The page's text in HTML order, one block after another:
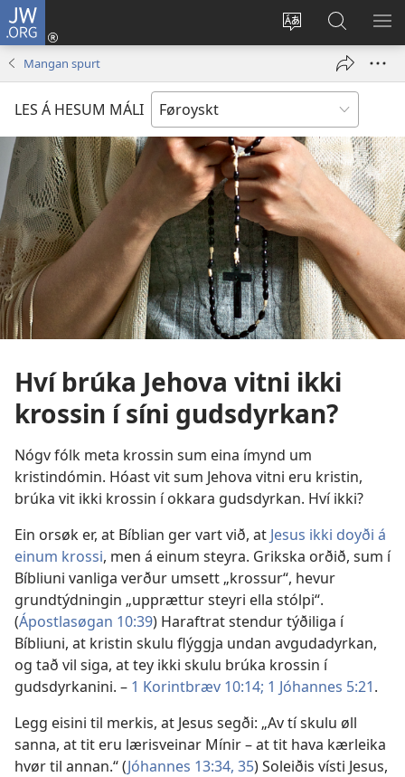
JW.ORG
Vel
Rita
inn
window)
Leita
á
JW.ORG
VÍS
Mangan spurt
LES Á HESUM MÁLI
Hví brúka Jehova vitni ikki
krossin í síni gudsdyrkan?
Nógv fólk meta krossin sum eina ímynd um
kristindómin. Hóast vit sum Jehova vitni eru kristin,
brúka vit ikki krossin í okkara gudsdyrkan. Hví ikki?
Ein orsøk er, at Bíblian ger vart við, at Jesus ikki doyði á
einum krossi, men á einum steyra. Grikska orðið, sum í
Bíbliuni vanliga verður umsett „krossur“, hevur
grundtýdningin „upprættur steyri ella stólpi“.
(Ápostlasøgan 10:39) Haraftrat stendur týðiliga í
Bíbliuni, at kristin skulu flýggja undan avgudadyrkan,
og tað vil siga, at tey ikki skulu brúka krossin í
gudsdyrkanini. – 1 Korintbræv 10:14; 1 Jóhannes 5:21.
Legg eisini til merkis, at Jesus segði: „Av tí skulu øll
sanna, at tit eru lærisveinar Mínir – at tit hava kærleika
hvør til annan.“ (Jóhannes 13:34, 35) Soleiðis vísti Jesus,